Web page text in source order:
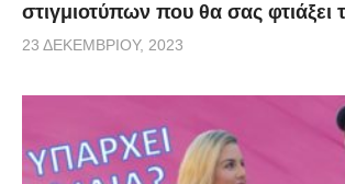
στιγμιοτύπων που θα σας φτιάξει
23 ΔΕΚΕΜΒΡΊΟΥ, 2023